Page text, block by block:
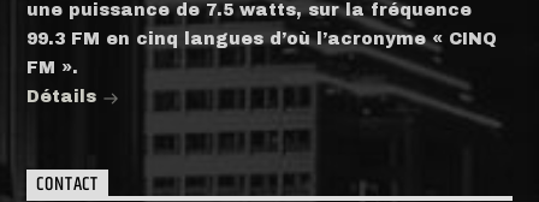
une puissance de 7.5 watts, sur la fréquence
99.3 FM en cinq langues d’où l’acronyme « CINQ
FM ».
Détails
CONTACT